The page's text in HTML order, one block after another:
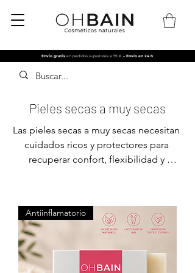
Envío gratis en pedidos superiores a 59 € – Envío en 24 h
Pieles secas a muy secas
Las pieles secas a muy secas necesitan
cuidados ricos y protectores para
recuperar confort, flexibilidad y
debilitada, la piel seca se tensa, pica y
puede presentar rojeces o zonas
ásperas.
Los cuidados naturales OhBain están
especialmente formulados para
Antiinflamatorio